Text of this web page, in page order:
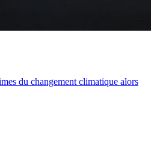
du changement climatique alors